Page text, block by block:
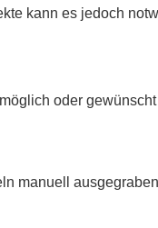
kann es jedoch
oder
manuell